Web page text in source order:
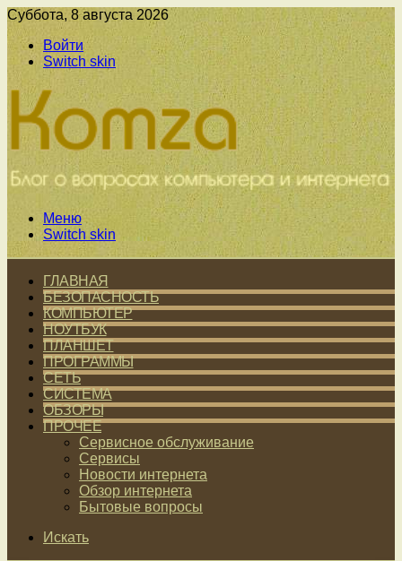
Суббота, 8 августа 2026
Войти
Switch skin
Меню
Switch skin
ГЛАВНАЯ
БЕЗОПАСНОСТЬ
КОМПЬЮТЕР
НОУТБУК
ПЛАНШЕТ
ПРОГРАММЫ
СЕТЬ
СИСТЕМА
ОБЗОРЫ
ПРОЧЕЕ
Сервисное обслуживание
Сервисы
Новости интернета
Обзор интернета
Бытовые вопросы
Искать